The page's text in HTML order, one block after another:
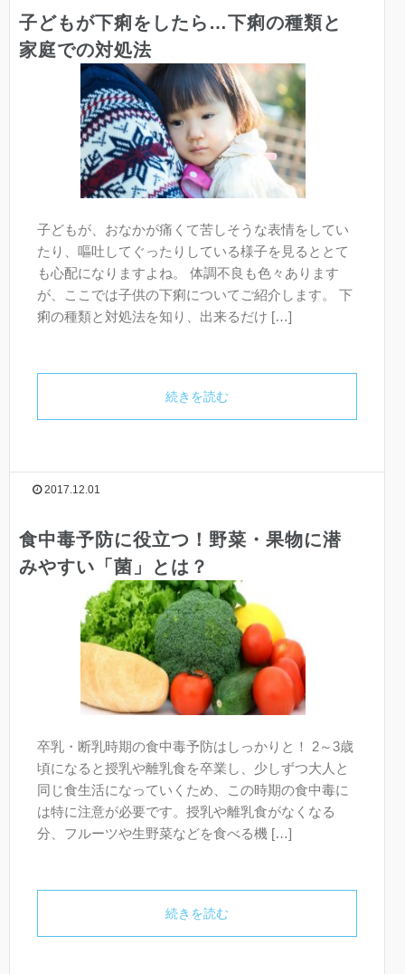
子どもが下痢をしたら…下痢の種類と
家庭での対処法
子どもが、おなかが痛くて苦しそうな表情をしてい
たり、嘔吐してぐったりしている様子を見るととて
も心配になりますよね。 体調不良も色々あります
が、ここでは子供の下痢についてご紹介します。 下
痢の種類と対処法を知り、出来るだけ […]
続きを読む
2017.12.01
食中毒予防に役立つ！野菜・果物に潜
みやすい「菌」とは？
卒乳・断乳時期の食中毒予防はしっかりと！ 2～3歳
頃になると授乳や離乳食を卒業し、少しずつ大人と
同じ食生活になっていくため、この時期の食中毒に
は特に注意が必要です。授乳や離乳食がなくなる
分、フルーツや生野菜などを食べる機 […]
続きを読む